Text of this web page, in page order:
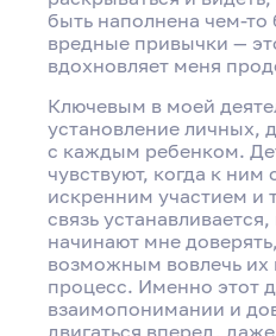
быть наполнена чем-
вредные привычки —
вдохновляет меня
Ключевым в моей
установление личных,
с каждым ребенком.
чувствуют, когда к ним
искренним участием и
связь
начинают мне
возможным вовлечь их
процесс. Именно этот
взаимопонимании и
двигаться вперед,